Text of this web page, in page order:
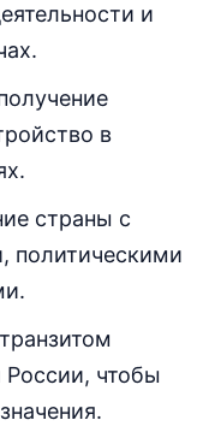
и
в
страны с
политическими
России, чтобы